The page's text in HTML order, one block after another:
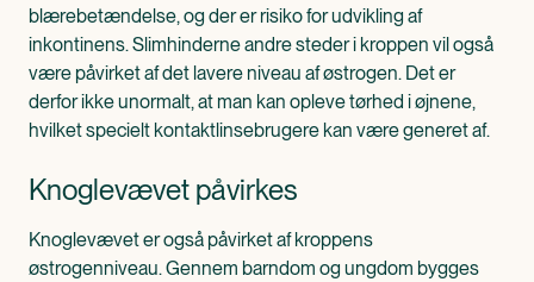
blærebetændelse, og der er risiko for udvikling af
inkontinens. Slimhinderne andre steder i kroppen vil også
være påvirket af det lavere niveau af østrogen. Det er
derfor ikke unormalt, at man kan opleve tørhed i øjnene,
hvilket specielt kontaktlinsebrugere kan være generet af.
Knoglevævet påvirkes
Knoglevævet er også påvirket af kroppens
østrogenniveau. Gennem barndom og ungdom bygges